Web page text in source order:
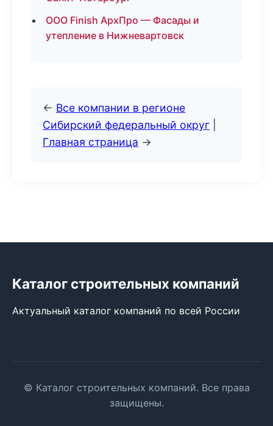
ООО Finish АрхПро — Фасады и
утепление в Нижневартовск
← Все компании в регионе
Сибирский федеральный округ
Главная страница →
Каталог строительных компаний
Актуальный каталог компаний по всей России
© Каталог строительных компаний. Все права
защищены.